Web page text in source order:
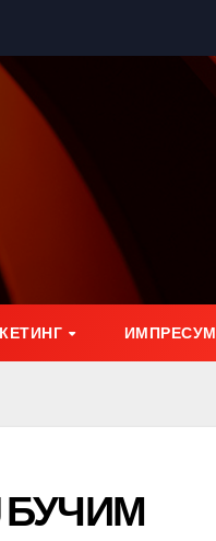
ИМПРЕСУМ
БУЧИМ